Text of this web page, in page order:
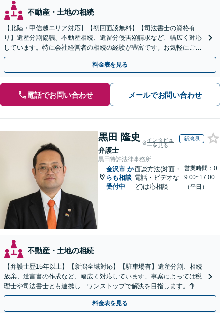
不動産・土地の相続
【北陸・甲信越エリア対応】【初回面談無料】【司法書士の資格有
り】遺産分割協議、不動産相続、遺留分侵害額請求など、幅広く対応
しています。特に会社経営者の相続の経験が豊富です。お気軽にご相
談ください。【休日・夜間面談可】【オンライン面談可】
料金表を見る
電話でお問い合わせ メールでお問い合わせ
黒田 隆史
弁護士
インタビュ
ーを見る
新潟県
黒田特許法律事務所
金沢市 か
らも相談
受付中
面談方法(対面・
電話・ビデオな
ど)は応相談
営業時間：0
9:00~17:00
（平日）
不動産・土地の相続
【弁護士歴15年以上】【新潟全域対応】【駐車場有】遺産分割、相続
放棄、遺言書の作成など、幅広く対応しています。事案によっては税
理士や司法書士とも連携し、ワンストップで解決を目指します。争い
を防ぐためにもぜひご相談ください。【分割払い可】
料金表を見る